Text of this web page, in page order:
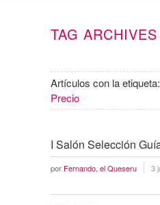
TAG ARCHIVES
Artículos con la etiqueta:
Precio
I Salón Selección
por Fernando, el Queseru 3